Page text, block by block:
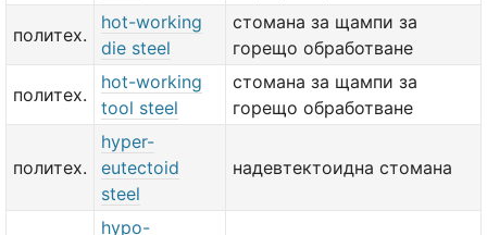
политех.
hot-working
die steel
стомана за щампи за
горещо обработване
политех.
hot-working
tool steel
стомана за щампи за
горещо обработване
политех.
hyper-
eutectoid
steel
надевтектоидна стомана
hypo-